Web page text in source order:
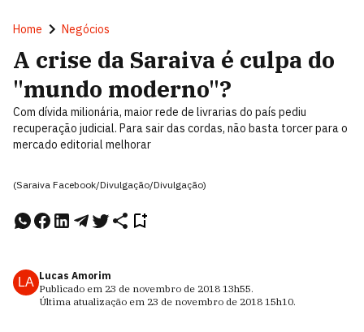
Home Negócios
A crise da Saraiva é culpa do
"mundo moderno"?
Com dívida milionária, maior rede de livrarias do país pediu
recuperação judicial. Para sair das cordas, não basta torcer para o
mercado editorial melhorar
(Saraiva Facebook/Divulgação/Divulgação)
LA Lucas Amorim
Publicado em 23 de novembro de 2018 13h55.
Última atualização em 23 de novembro de 2018 15h10.